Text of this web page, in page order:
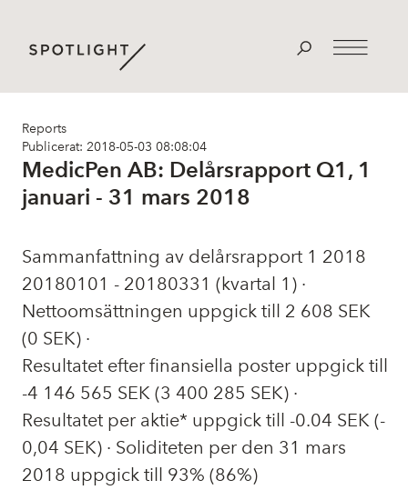
Reports
Publicerat: 2018-05-03 08:08:04
MedicPen AB: Delårsrapport Q1, 1
januari - 31 mars 2018
Sammanfattning av delårsrapport 1 2018
2018­01­01 - 2018­03­31 (kvartal 1) ·
Nettoomsättningen uppgick till 2 608 SEK
(0 SEK) ·
Resultatet efter finansiella poster uppgick till
-4 146 565 SEK (­3 400 285 SEK) ·
Resultatet per aktie* uppgick till -0.04 SEK (­
0,04 SEK) · Soliditeten per den 31 mars
2018 uppgick till 93% (86%)